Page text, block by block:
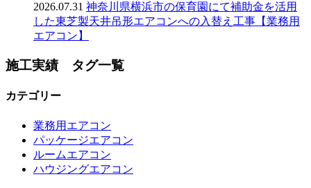
2026.07.31 神奈川県横浜市の保育園にて補助金を活用
した東芝製天井吊形エアコンへの入替え工事【業務用
エアコン】
施工実績 タグ一覧
カテゴリー
業務用エアコン
パッケージエアコン
ルームエアコン
ハウジングエアコン